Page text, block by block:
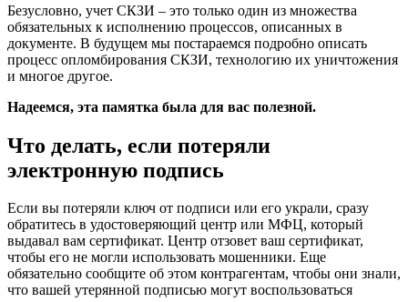
Безусловно, учет СКЗИ – это только один из множества
обязательных к исполнению процессов, описанных в
документе. В будущем мы постараемся подробно описать
процесс опломбирования СКЗИ, технологию их уничтожения
и многое другое.
Надеемся, эта памятка была для вас полезной.
Что делать, если потеряли
электронную подпись
Если вы потеряли ключ от подписи или его украли, сразу
обратитесь в удостоверяющий центр или МФЦ, который
выдавал вам сертификат. Центр отзовет ваш сертификат,
чтобы его не могли использовать мошенники. Еще
обязательно сообщите об этом контрагентам, чтобы они знали,
что вашей утерянной подписью могут воспользоваться